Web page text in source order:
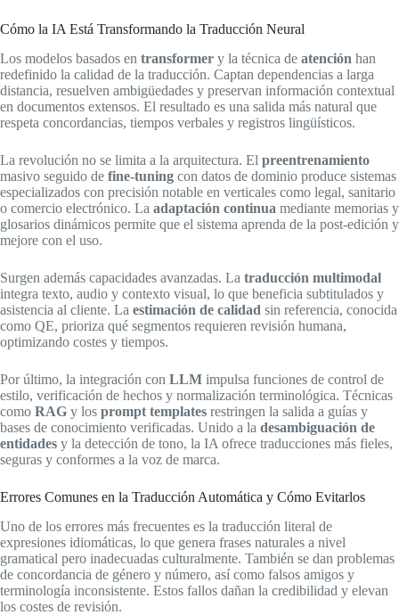
Cómo la IA Está Transformando la Traducción Neural
Los modelos basados en transformer y la técnica de atención han
redefinido la calidad de la traducción. Captan dependencias a larga
distancia, resuelven ambigüedades y preservan información contextual
en documentos extensos. El resultado es una salida más natural que
respeta concordancias, tiempos verbales y registros lingüísticos.
La revolución no se limita a la arquitectura. El preentrenamiento
masivo seguido de fine-tuning con datos de dominio produce sistemas
especializados con precisión notable en verticales como legal, sanitario
o comercio electrónico. La adaptación continua mediante memorias y
glosarios dinámicos permite que el sistema aprenda de la post-edición y
mejore con el uso.
Surgen además capacidades avanzadas. La traducción multimodal
integra texto, audio y contexto visual, lo que beneficia subtitulados y
asistencia al cliente. La estimación de calidad sin referencia, conocida
como QE, prioriza qué segmentos requieren revisión humana,
optimizando costes y tiempos.
Por último, la integración con LLM impulsa funciones de control de
estilo, verificación de hechos y normalización terminológica. Técnicas
como RAG y los prompt templates restringen la salida a guías y
bases de conocimiento verificadas. Unido a la desambiguación de
entidades y la detección de tono, la IA ofrece traducciones más fieles,
seguras y conformes a la voz de marca.
Errores Comunes en la Traducción Automática y Cómo Evitarlos
Uno de los errores más frecuentes es la traducción literal de
expresiones idiomáticas, lo que genera frases naturales a nivel
gramatical pero inadecuadas culturalmente. También se dan problemas
de concordancia de género y número, así como falsos amigos y
terminología inconsistente. Estos fallos dañan la credibilidad y elevan
los costes de revisión.